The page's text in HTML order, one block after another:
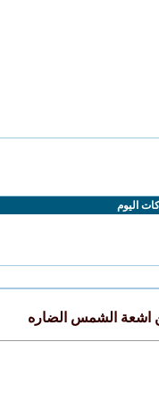
اليوم
اشعة الشمس الضاره